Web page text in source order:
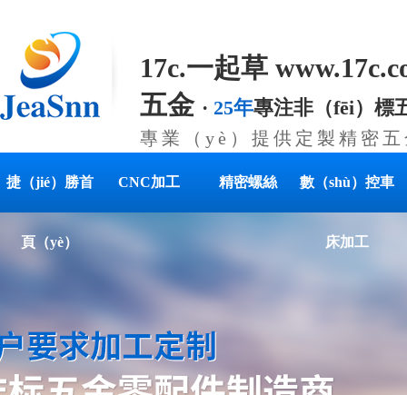
17c.一起草
五金 · 25年專注非（fēi）標
專業（yè）提供定製精密
捷（jié）勝首
頁（yè）
CNC加工 精密螺絲 數（shù）控車
床加工